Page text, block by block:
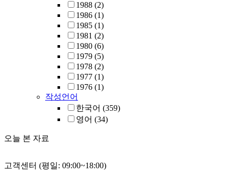
1988 (2)
1986 (1)
1985 (1)
1981 (2)
1980 (6)
1979 (5)
1978 (2)
1977 (1)
1976 (1)
작성언어
한국어 (359)
영어 (34)
오늘 본 자료
고객센터 (평일: 09:00~18:00)